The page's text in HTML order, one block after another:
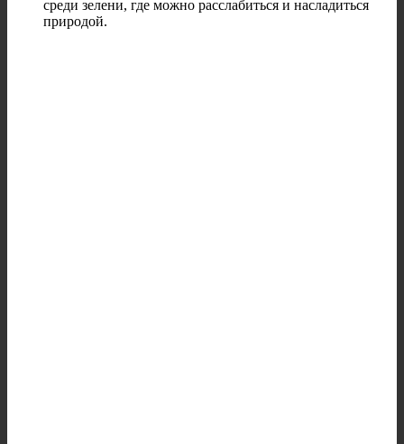
среди зелени, где можно расслабиться и насладиться
природой.